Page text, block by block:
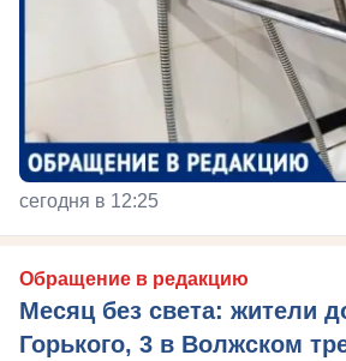
сегодня в 12:25
Обращение в редакцию
Месяц без света: жители
Горького, 3 в Волжском